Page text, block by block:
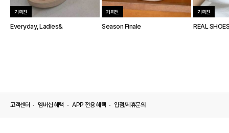
기획전
Everyday, Ladies&
기획전
Season Finale
기획전
REAL
고객센터 멤버십 혜택 APP 전용 혜택 입점/제휴문의